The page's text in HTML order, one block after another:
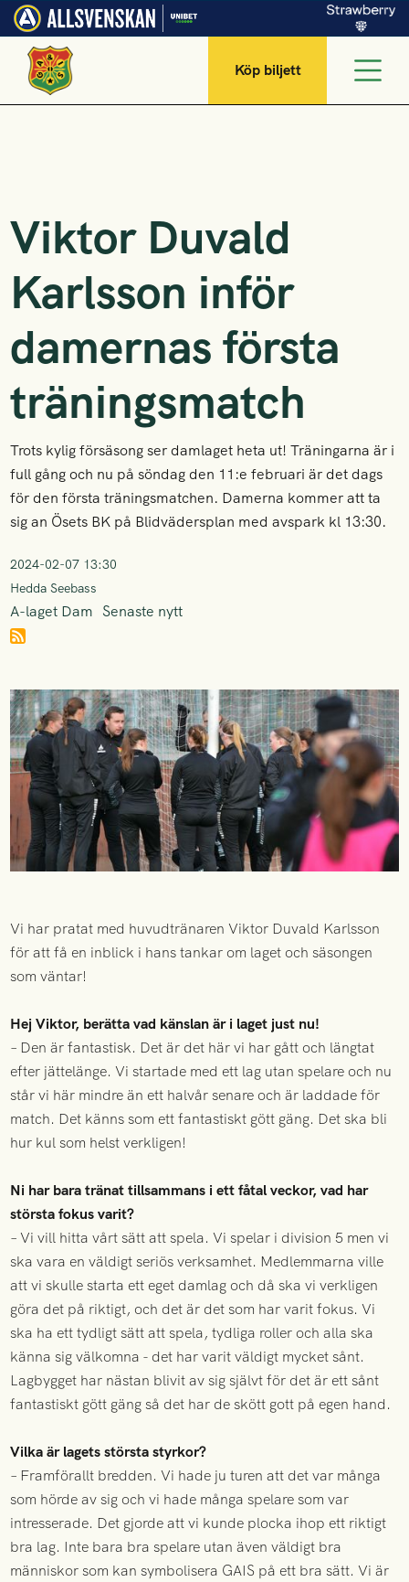
Köp biljett
Viktor Duvald
Karlsson inför
damernas första
träningsmatch
Trots kylig försäsong ser damlaget heta ut! Träningarna är i
full gång och nu på söndag den 11:e februari är det dags
för den första träningsmatchen. Damerna kommer att ta
sig an Ösets BK på Blidvädersplan med avspark kl 13:30.
2024-02-07 13:30
Hedda Seebass
A-laget Dam Senaste nytt
Vi har pratat med huvudtränaren Viktor Duvald Karlsson
för att få en inblick i hans tankar om laget och säsongen
som väntar!
Hej Viktor, berätta vad känslan är i laget just nu!
– Den är fantastisk. Det är det här vi har gått och längtat
efter jättelänge. Vi startade med ett lag utan spelare och nu
står vi här mindre än ett halvår senare och är laddade för
match. Det känns som ett fantastiskt gött gäng. Det ska bli
hur kul som helst verkligen!
Ni har bara tränat tillsammans i ett fåtal veckor, vad har
största fokus varit?
– Vi vill hitta vårt sätt att spela. Vi spelar i division 5 men vi
ska vara en väldigt seriös verksamhet. Medlemmarna ville
att vi skulle starta ett eget damlag och då ska vi verkligen
göra det på riktigt, och det är det som har varit fokus. Vi
ska ha ett tydligt sätt att spela, tydliga roller och alla ska
känna sig välkomna - det har varit väldigt mycket sånt.
Lagbygget har nästan blivit av sig självt för det är ett sånt
fantastiskt gött gäng så det har de skött gott på egen hand.
Vilka är lagets största styrkor?
– Framförallt bredden. Vi hade ju turen att det var många
som hörde av sig och vi hade många spelare som var
intresserade. Det gjorde att vi kunde plocka ihop ett riktigt
bra lag. Inte bara bra spelare utan även väldigt bra
människor som kan symbolisera GAIS på ett bra sätt. Vi är